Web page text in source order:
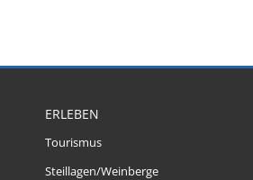
ERLEBEN
Tourismus
Steillagen/Weinberge